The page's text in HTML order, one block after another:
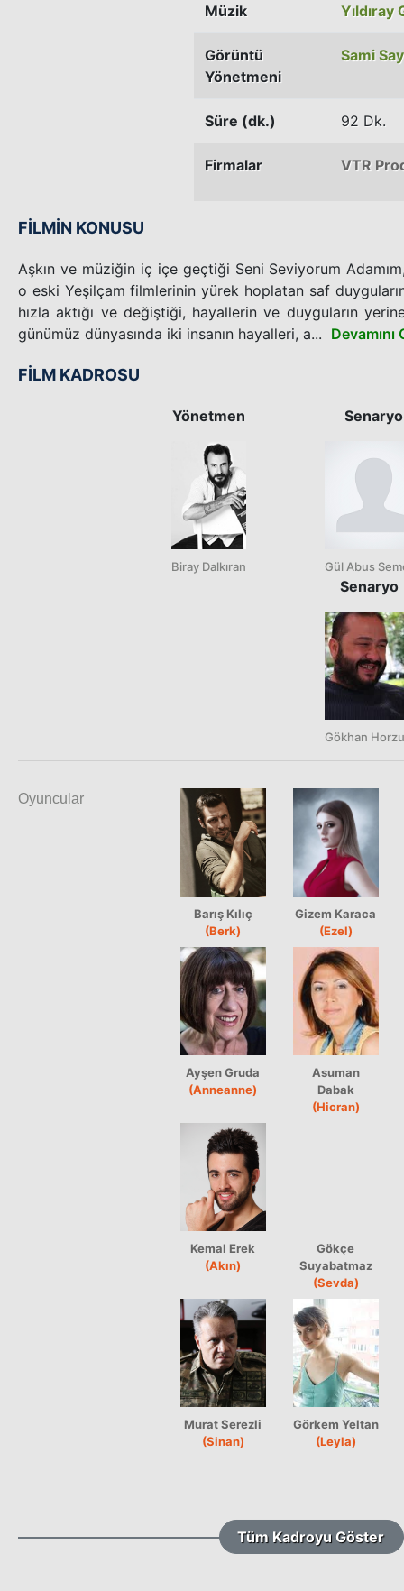
Müzik Yıldıray
Görüntü
Yönetmeni
Sami
Süre (dk.) 92 Dk.
Firmalar VTR
FİLMİN KONUSU
Aşkın ve müziğin iç içe geçtiği Seni Seviyorum
o eski Yeşilçam filmlerinin yürek hoplatan saf
hızla aktığı ve değiştiği, hayallerin ve duyguların
günümüz dünyasında iki insanın hayalleri, a... Devamını
FİLM KADROSU
Yönetmen
Biray Dalkıran
Senaryo
Gül Abus
Senaryo
Gökhan
Oyuncular
Barış Kılıç
(Berk)
Gizem Karaca
(Ezel)
Ayşen Gruda
(Anneanne)
Asuman
Dabak
(Hicran)
Kemal Erek
(Akın)
Gökçe
Suyabatmaz
(Sevda)
Murat Serezli
(Sinan)
Görkem Yeltan
(Leyla)
Tüm Kadroyu Göster